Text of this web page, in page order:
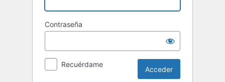
Contraseña
Recuérdame